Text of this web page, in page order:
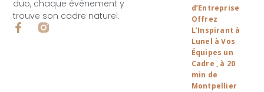
duo, chaque événement y
trouve son cadre naturel.
F
a
d’Entreprise
Offrez
L’Inspirant à
Lunel à Vos
Équipes un
Cadre , à 20
min de
Montpellier